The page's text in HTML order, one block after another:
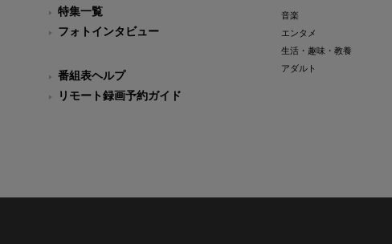
特集一覧
フォトインタビュー
番組表ヘルプ
リモート録画予約ガイド
音楽
エンタメ
生活・趣味・教養
アダルト